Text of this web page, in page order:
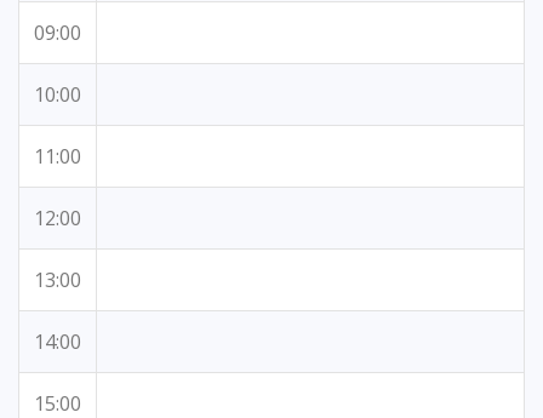
09:00
10:00
11:00
12:00
13:00
14:00
15:00